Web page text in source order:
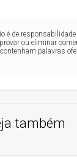
é de responsabilidade
ou eliminar
palavras
também